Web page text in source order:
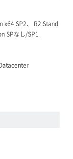
x64 SP2、 R2 Stand
SPなし/SP1